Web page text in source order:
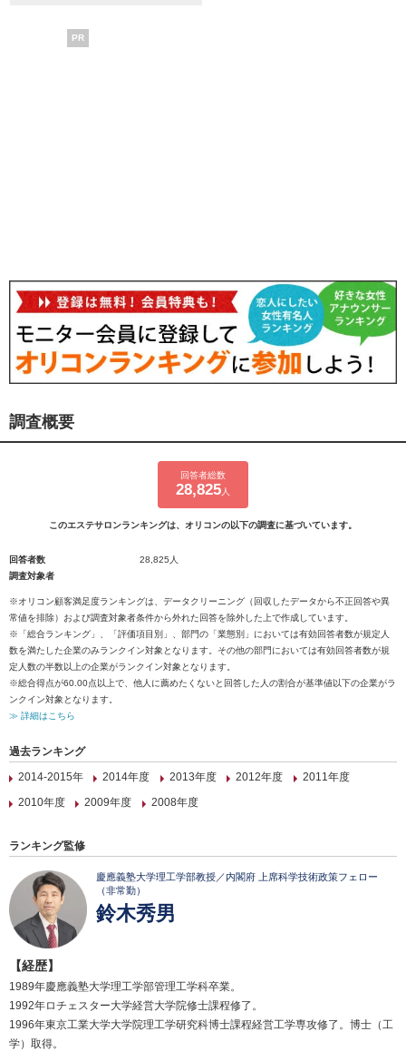
PR
調査概要
回答者総数
28,825 人
このエステサロンランキングは、オリコンの以下の調査に基づいています。
回答者数
28,825人
調査対象者
※オリコン顧客満足度ランキングは、データクリーニング（回収したデータから不正回答や異
常値を排除）および調査対象者条件から外れた回答を除外した上で作成しています。
※「総合ランキング」、「評価項目別」、部門の「業態別」においては有効回答者数が規定人
数を満たした企業のみランクイン対象となります。その他の部門においては有効回答者数が規
定人数の半数以上の企業がランクイン対象となります。
※総合得点が60.00点以上で、他人に薦めたくないと回答した人の割合が基準値以下の企業がラ
ンクイン対象となります。
≫ 詳細はこちら
過去ランキング
2014-2015年
2014年度 2013年度 2012年度
2011年度
2010年度
2009年度 2008年度
ランキング監修
慶應義塾大学理工学部教授／内閣府 上席科学技術政策フェロー
（非常勤）
鈴木秀男
【経歴】
1989年慶應義塾大学理工学部管理工学科卒業。
1992年ロチェスター大学経営大学院修士課程修了。
1996年東京工業大学大学院理工学研究科博士課程経営工学専攻修了。博士（工
学）取得。